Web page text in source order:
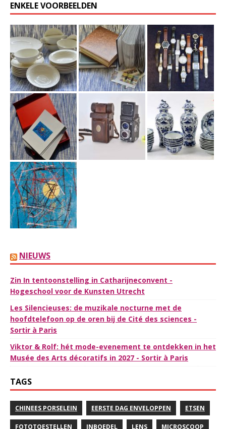
ENKELE VOORBEELDEN
NIEUWS
Zin In tentoonstelling in Catharijneconvent -
Hogeschool voor de Kunsten Utrecht
Les Silencieuses: de muzikale nocturne met de
hoofdtelefoon op de oren bij de Cité des sciences -
Sortir à Paris
Viktor & Rolf: hét mode-evenement te ontdekken in het
Musée des Arts décoratifs in 2027 - Sortir à Paris
TAGS
CHINEES PORSELEIN EERSTE DAG ENVELOPPEN ETSEN
FOTOTOESTELLEN INBOEDEL LENS MICROSCOOP